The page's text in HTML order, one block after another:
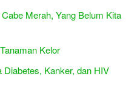
Merah, Yang Belum Kita
Kelor
Kanker, dan HIV